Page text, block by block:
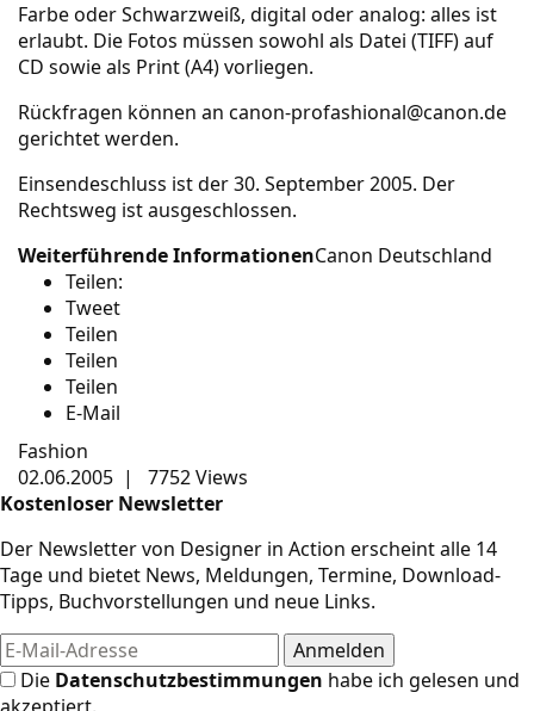
Farbe oder Schwarzweiß, digital oder analog: alles ist
erlaubt. Die Fotos müssen sowohl als Datei (TIFF) auf
CD sowie als Print (A4) vorliegen.
Rückfragen können an canon-profashional@canon.de
gerichtet werden.
Einsendeschluss ist der 30. September 2005. Der
Rechtsweg ist ausgeschlossen.
Weiterführende InformationenCanon Deutschland
Teilen:
Tweet
Teilen
Teilen
Teilen
E-Mail
Fashion
02.06.2005 |
7752 Views
Kostenloser Newsletter
Der Newsletter von Designer in Action erscheint alle 14
Tage und bietet News, Meldungen, Termine, Download-
Tipps, Buchvorstellungen und neue Links.
Die Datenschutzbestimmungen habe ich gelesen und